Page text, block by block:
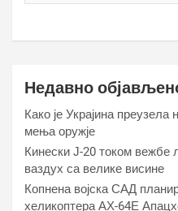
Недавно
Како је Украјина
мења оружје
Кинески Ј-20 током вежбе
ваздух са велике висине
Копнена војска САД
хеликоптера АХ-64Е